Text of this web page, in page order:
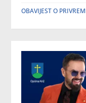
OBAVIJEST O